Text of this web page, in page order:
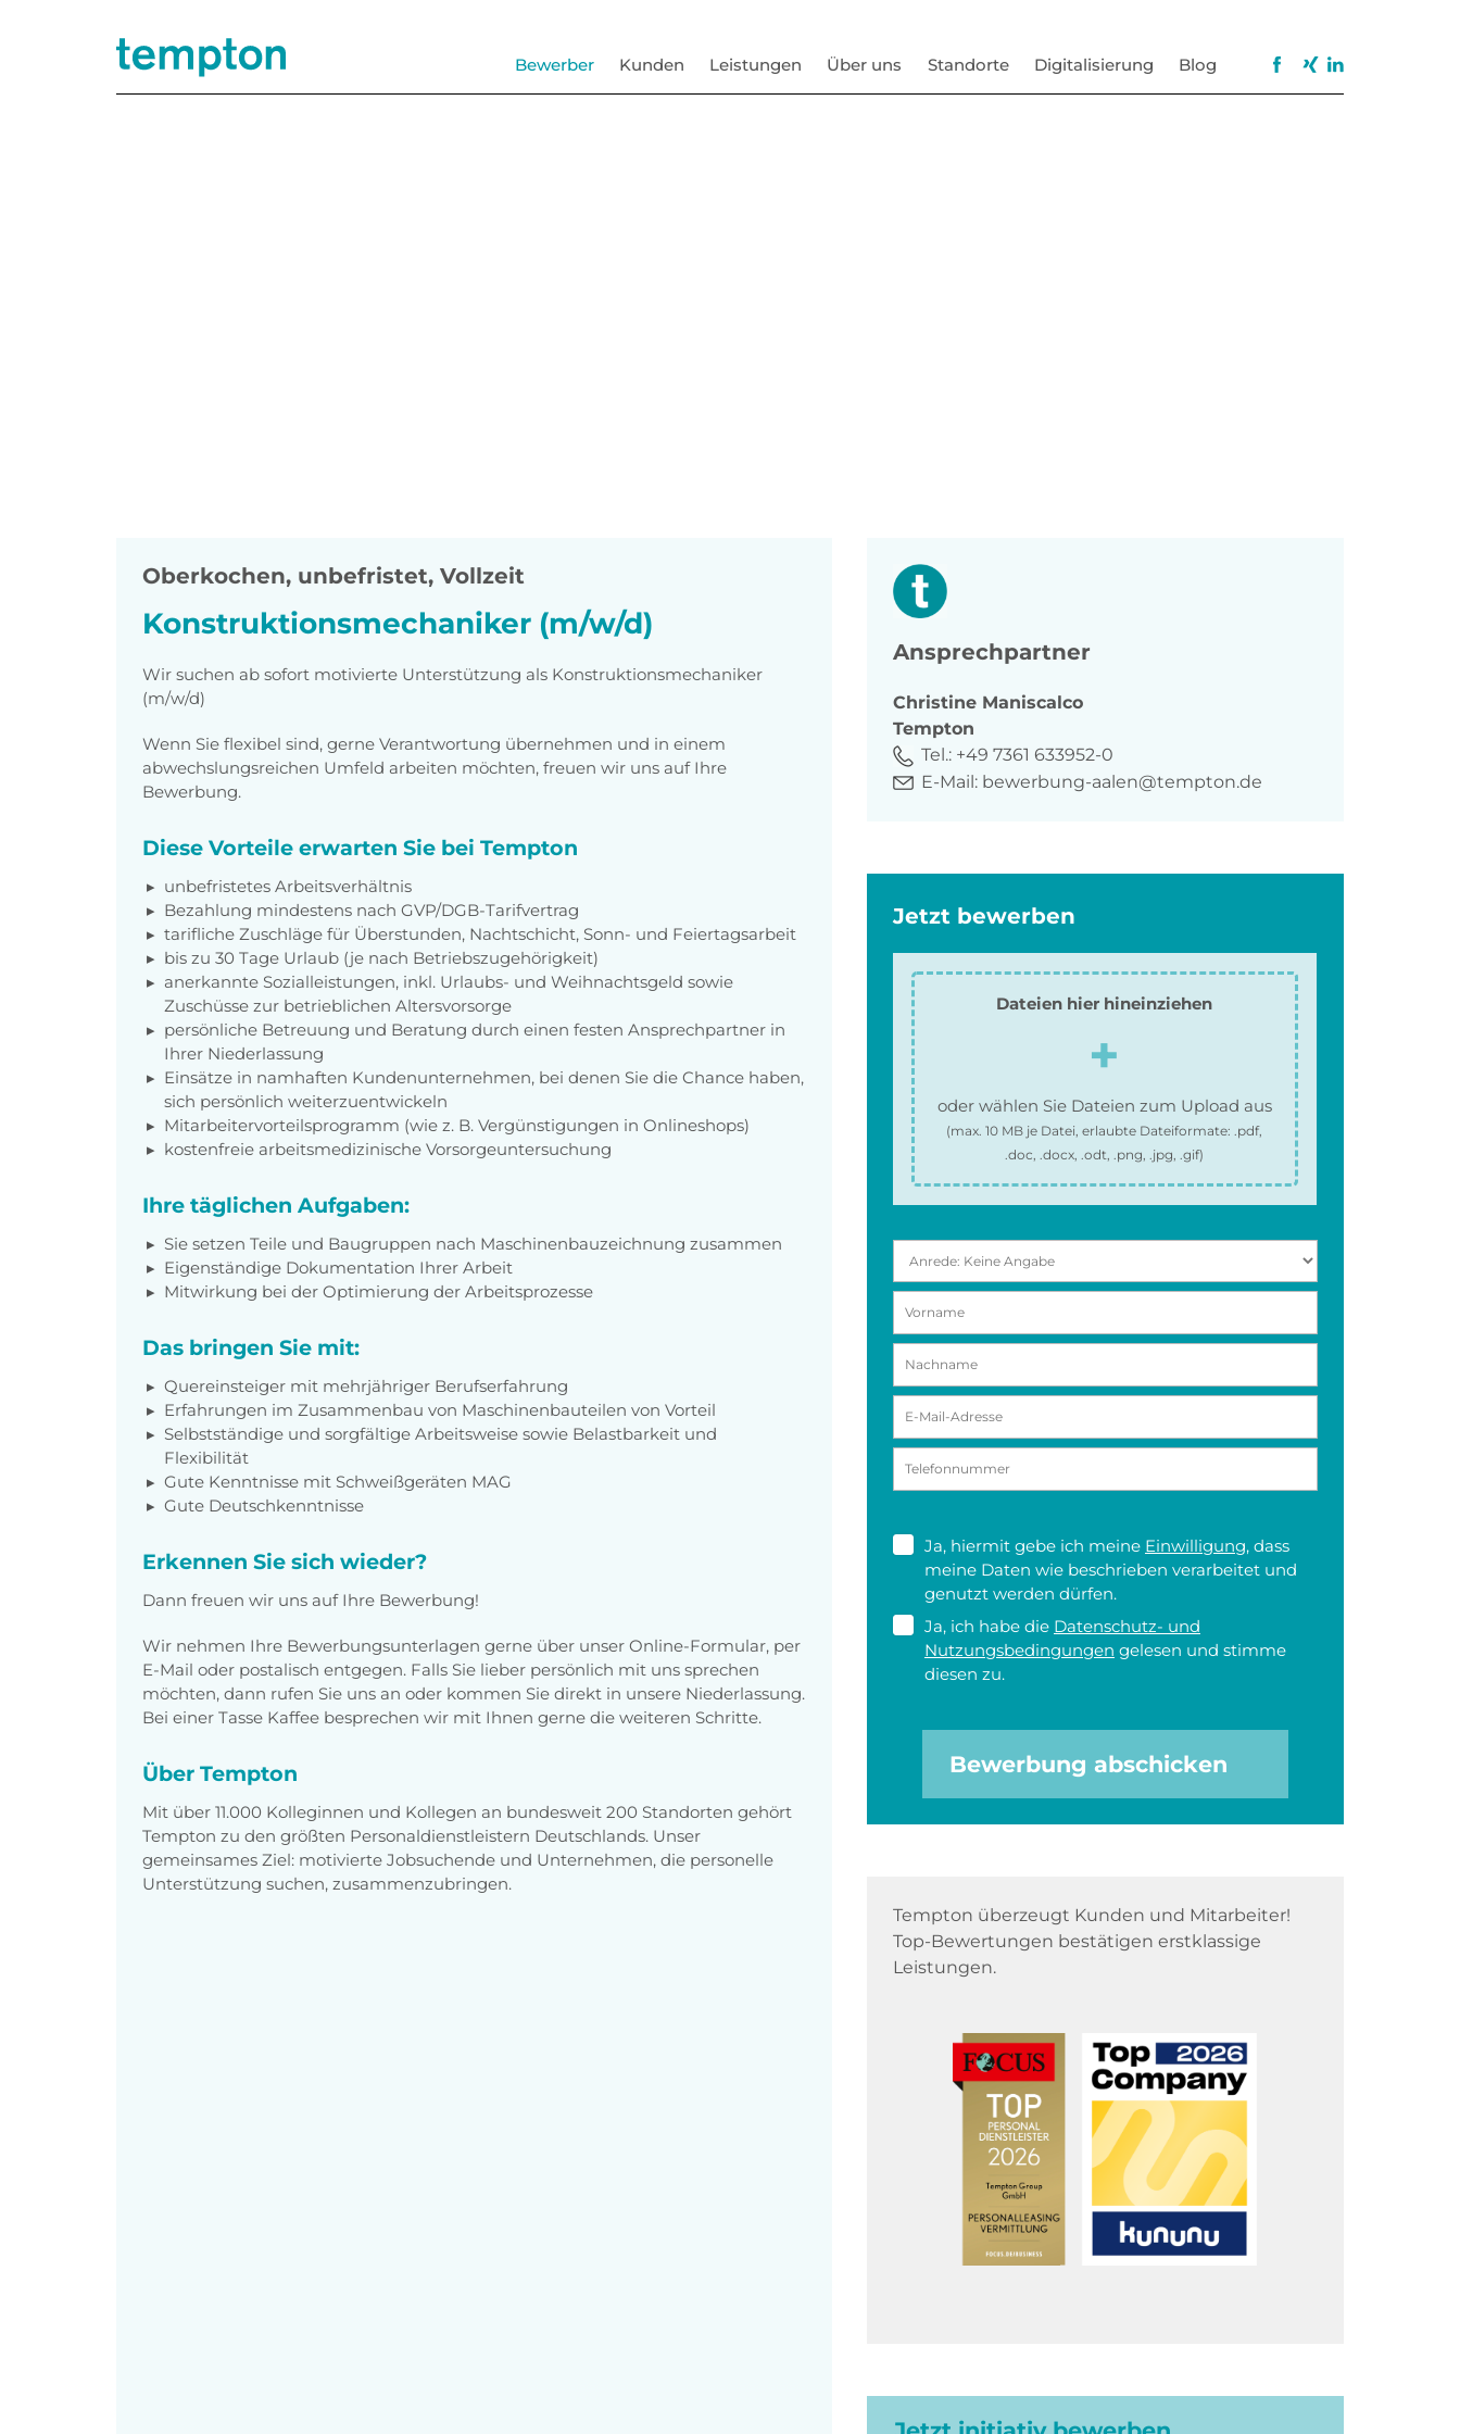
Bewerber Kunden Leistungen Über uns Standorte Digitalisierung Blog
Oberkochen, unbefristet, Vollzeit
Konstruktionsmechaniker (m/w/d)
Wir suchen ab sofort motivierte Unterstützung als Konstruktionsmechaniker
(m/w/d)
Wenn Sie flexibel sind, gerne Verantwortung übernehmen und in einem
abwechslungsreichen Umfeld arbeiten möchten, freuen wir uns auf Ihre
Bewerbung.
Diese Vorteile erwarten Sie bei Tempton
unbefristetes Arbeitsverhältnis
Bezahlung mindestens nach GVP/DGB-Tarifvertrag
tarifliche Zuschläge für Überstunden, Nachtschicht, Sonn- und Feiertagsarbeit
bis zu 30 Tage Urlaub (je nach Betriebszugehörigkeit)
anerkannte Sozialleistungen, inkl. Urlaubs- und Weihnachtsgeld sowie
Zuschüsse zur betrieblichen Altersvorsorge
persönliche Betreuung und Beratung durch einen festen Ansprechpartner in
Ihrer Niederlassung
Einsätze in namhaften Kundenunternehmen, bei denen Sie die Chance haben,
sich persönlich weiterzuentwickeln
Mitarbeitervorteilsprogramm (wie z. B. Vergünstigungen in Onlineshops)
kostenfreie arbeitsmedizinische Vorsorgeuntersuchung
Ihre täglichen Aufgaben:
Sie setzen Teile und Baugruppen nach Maschinenbauzeichnung zusammen
Eigenständige Dokumentation Ihrer Arbeit
Mitwirkung bei der Optimierung der Arbeitsprozesse
Das bringen Sie mit:
Quereinsteiger mit mehrjähriger Berufserfahrung
Erfahrungen im Zusammenbau von Maschinenbauteilen von Vorteil
Selbstständige und sorgfältige Arbeitsweise sowie Belastbarkeit und
Flexibilität
Gute Kenntnisse mit Schweißgeräten MAG
Gute Deutschkenntnisse
Erkennen Sie sich wieder?
Dann freuen wir uns auf Ihre Bewerbung!
Wir nehmen Ihre Bewerbungsunterlagen gerne über unser Online-Formular, per
E-Mail oder postalisch entgegen. Falls Sie lieber persönlich mit uns sprechen
möchten, dann rufen Sie uns an oder kommen Sie direkt in unsere Niederlassung.
Bei einer Tasse Kaffee besprechen wir mit Ihnen gerne die weiteren Schritte.
Über Tempton
Mit über 11.000 Kolleginnen und Kollegen an bundesweit 200 Standorten gehört
Tempton zu den größten Personaldienstleistern Deutschlands. Unser
gemeinsames Ziel: motivierte Jobsuchende und Unternehmen, die personelle
Unterstützung suchen, zusammenzubringen.
Ansprechpartner
Christine Maniscalco
Tempton
Tel.: +49 7361 633952-0
E-Mail: bewerbung-aalen@tempton.de
Jetzt bewerben
Dateien hier hineinziehen
oder wählen Sie Dateien zum Upload aus
(max.10 MB je Datei, erlaubte Dateiformate:.pdf,
.doc, .docx, .odt, .png, .jpg, .gif)
Ja, hiermit gebe ich meine Einwilligung, dass
meine Daten wie beschrieben verarbeitet und
genutzt werden dürfen.
Ja, ich habe die Datenschutz- und
Nutzungsbedingungen gelesen und stimme
diesen zu.
Bewerbung abschicken
Tempton überzeugt Kunden und Mitarbeiter!
Top-Bewertungen bestätigen erstklassige
Leistungen.